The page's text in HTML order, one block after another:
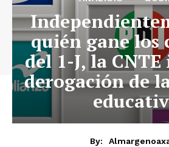
quién gane los
del 1-J, la
derogación de
By: